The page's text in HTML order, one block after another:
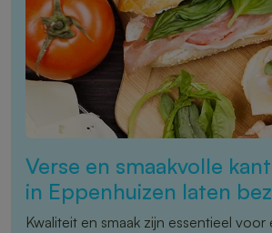
Verse en smaakvolle
in Eppenhuizen laten
Kwaliteit en smaak zijn essentieel